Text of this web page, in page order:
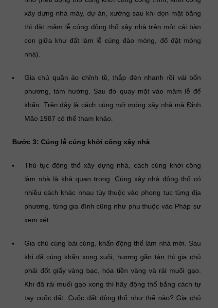
xây dựng nhà máy, dự án, xưởng sau khi dọn mặt bằng
thì đặt mâm lễ cúng động thổ xây nhà trên một cái bàn
con giữa khu đất làm lễ cúng đào móng, đổ đặt móng
nhà).
Gia chủ quần áo chỉnh tề, thắp đèn nhanh rồi vái bốn
phương, tám hướng. Sau đó quay mặt vào mâm lễ để
khấn. Trên đây là cách cúng mở móng xây nhà mà Đinh
Mão 1987 có thể tham khảo.
Bước 3: Cúng lễ cúng khởi công xây nhà
Thủ tục động thổ xây dựng nhà, cách cúng khởi công
làm nhà là khá quan trọng. Cúng xây nhà động thổ có
nhiều cách khác nhau tùy thuộc vào phong tục từng địa
phương, từng gia đình cũng như phụ thuộc vào Pháp sư
xem xét.
Gia chủ cúng bài cúng, khấn động thổ làm nhà mới. Sau
khi đã cúng khấn xong xuôi, hương gần tàn thì gia chủ
phải đốt giấy vàng bạc, hóa tiền vàng và rải muối gạo.
Khi đã rải muối gạo xong thì hãy động thổ bằng cách tự
tay cuốc đất. Cuốc đất động thổ như thế nào? Gia chủ